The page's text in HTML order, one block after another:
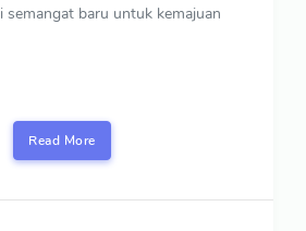
semangat baru untuk kemajuan
Read More